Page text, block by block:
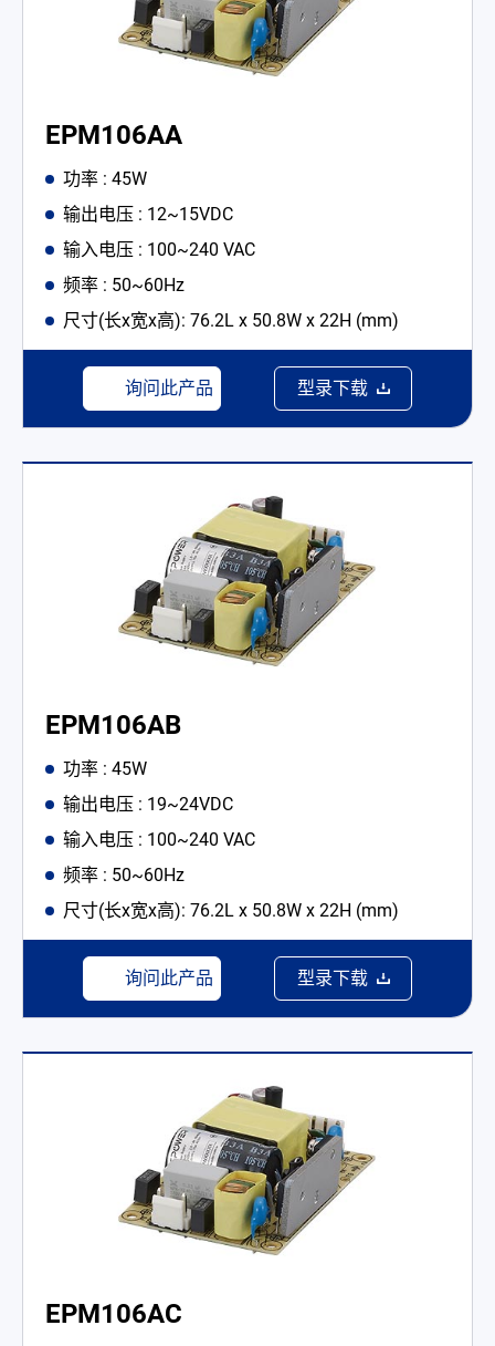
EPM106AA
功率 : 45W
输出电压 : 12~15VDC
输入电压 : 100~240 VAC
频率 : 50~60Hz
尺寸(长x宽x高): 76.2L x 50.8W x 22H (mm)
询问此产品 型录下载
EPM106AB
功率 : 45W
输出电压 : 19~24VDC
输入电压 : 100~240 VAC
频率 : 50~60Hz
尺寸(长x宽x高): 76.2L x 50.8W x 22H (mm)
询问此产品 型录下载
EPM106AC